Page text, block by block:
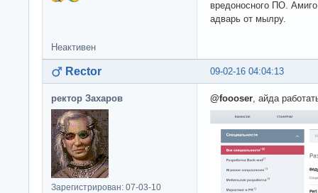
вредоносного ПО.
адварь от мылру.
Неактивен
09-02-16 04:04:13
Rector
ректор Захаров
Зарегистрирован: 07-03-10
@foooser , айда